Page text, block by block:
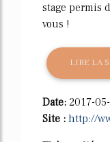
stage permis
vous !
LIRE LA
Date: 2017-
Site : http://